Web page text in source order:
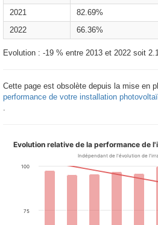
2021
82.69%
2022
66.36%
Evolution : -19 % entre 2013 et 2022 soit
Cette page est obsolète depuis la mise en
performance de votre installation
Evolution relative de la performance de
Indépendant de l'évolution de
75
100